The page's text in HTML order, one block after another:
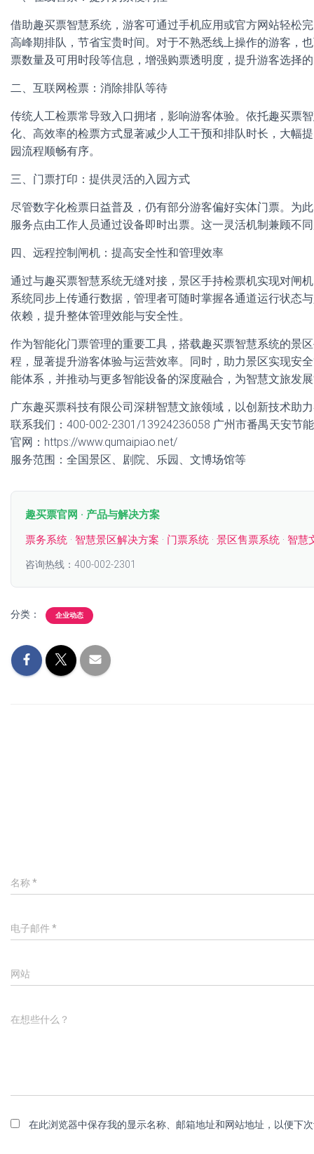
借助趣买票智慧系统，游客可通过手机应用或官方网站轻松
高峰期排队，节省宝贵时间。对于不熟悉线上操作的游客，
票数量及可用时段等信息，增强购票透明度，提升游客选择
二、互联网检票：消除排队等待
传统人工检票常导致入口拥堵，影响游客体验。依托趣买票
化、高效率的检票方式显著减少人工干预和排队时长，大幅
园流程顺畅有序。
三、门票打印：提供灵活的入园方式
尽管数字化检票日益普及，仍有部分游客偏好实体门票。为
服务点由工作人员通过设备即时出票。这一灵活机制兼顾不
四、远程控制闸机：提高安全性和管理效率
通过与趣买票智慧系统无缝对接，景区手持检票机实现对闸
系统同步上传通行数据，管理者可随时掌握各通道运行状态
依赖，提升整体管理效能与安全性。
作为智能化门票管理的重要工具，搭载趣买票智慧系统的景
程，显著提升游客体验与运营效率。同时，助力景区实现安
能体系，并推动与更多智能设备的深度融合，为智慧文旅发
广东趣买票科技有限公司深耕智慧文旅领域，以创新技术助
联系我们：400-002-2301/13924236058 广州市番禺天安节
官网：https://www.qumaipiao.net/
服务范围：全国景区、剧院、乐园、文博场馆等
趣买票官网 · 产品与解决方案
票务系统 · 智慧景区解决方案 · 门票系统 · 景区售票系统 · 智慧
咨询热线：400-002-2301
分类： 企业动态
名称*
电子邮件 *
网站
在想些什么？
在此浏览器中保存我的显示名称、邮箱地址和网站地址，以便下